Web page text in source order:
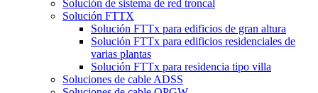
Solución de sistema de red troncal
Solución FTTX
Solución FTTx para edificios de gran altura
Solución FTTx para edificios residenciales de
varias plantas
Solución FTTx para residencia tipo villa
Soluciones de cable ADSS